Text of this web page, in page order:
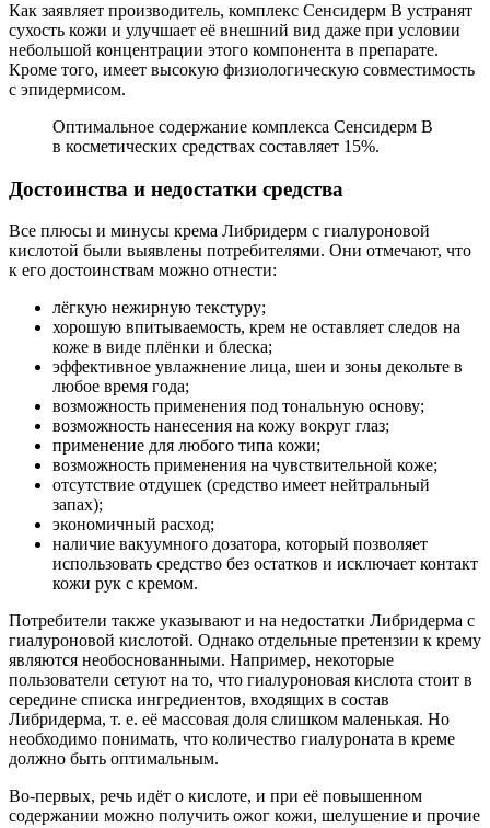
Как заявляет производитель, комплекс Сенсидерм В устранят
сухость кожи и улучшает её внешний вид даже при условии
небольшой концентрации этого компонента в препарате.
Кроме того, имеет высокую физиологическую совместимость
с эпидермисом.
Оптимальное содержание комплекса Сенсидерм В
в косметических средствах составляет 15%.
Достоинства и недостатки средства
Все плюсы и минусы крема Либридерм с гиалуроновой
кислотой были выявлены потребителями. Они отмечают, что
к его достоинствам можно отнести:
лёгкую нежирную текстуру;
хорошую впитываемость, крем не оставляет следов на
коже в виде плёнки и блеска;
эффективное увлажнение лица, шеи и зоны декольте в
любое время года;
возможность применения под тональную основу;
возможность нанесения на кожу вокруг глаз;
применение для любого типа кожи;
возможность применения на чувствительной коже;
отсутствие отдушек (средство имеет нейтральный
запах);
экономичный расход;
наличие вакуумного дозатора, который позволяет
использовать средство без остатков и исключает контакт
кожи рук с кремом.
Потребители также указывают и на недостатки Либридерма с
гиалуроновой кислотой. Однако отдельные претензии к крему
являются необоснованными. Например, некоторые
пользователи сетуют на то, что гиалуроновая кислота стоит в
середине списка ингредиентов, входящих в состав
Либридерма, т. е. её массовая доля слишком маленькая. Но
необходимо понимать, что количество гиалуроната в креме
должно быть оптимальным.
Во-первых, речь идёт о кислоте, и при её повышенном
содержании можно получить ожог кожи, шелушение и прочие